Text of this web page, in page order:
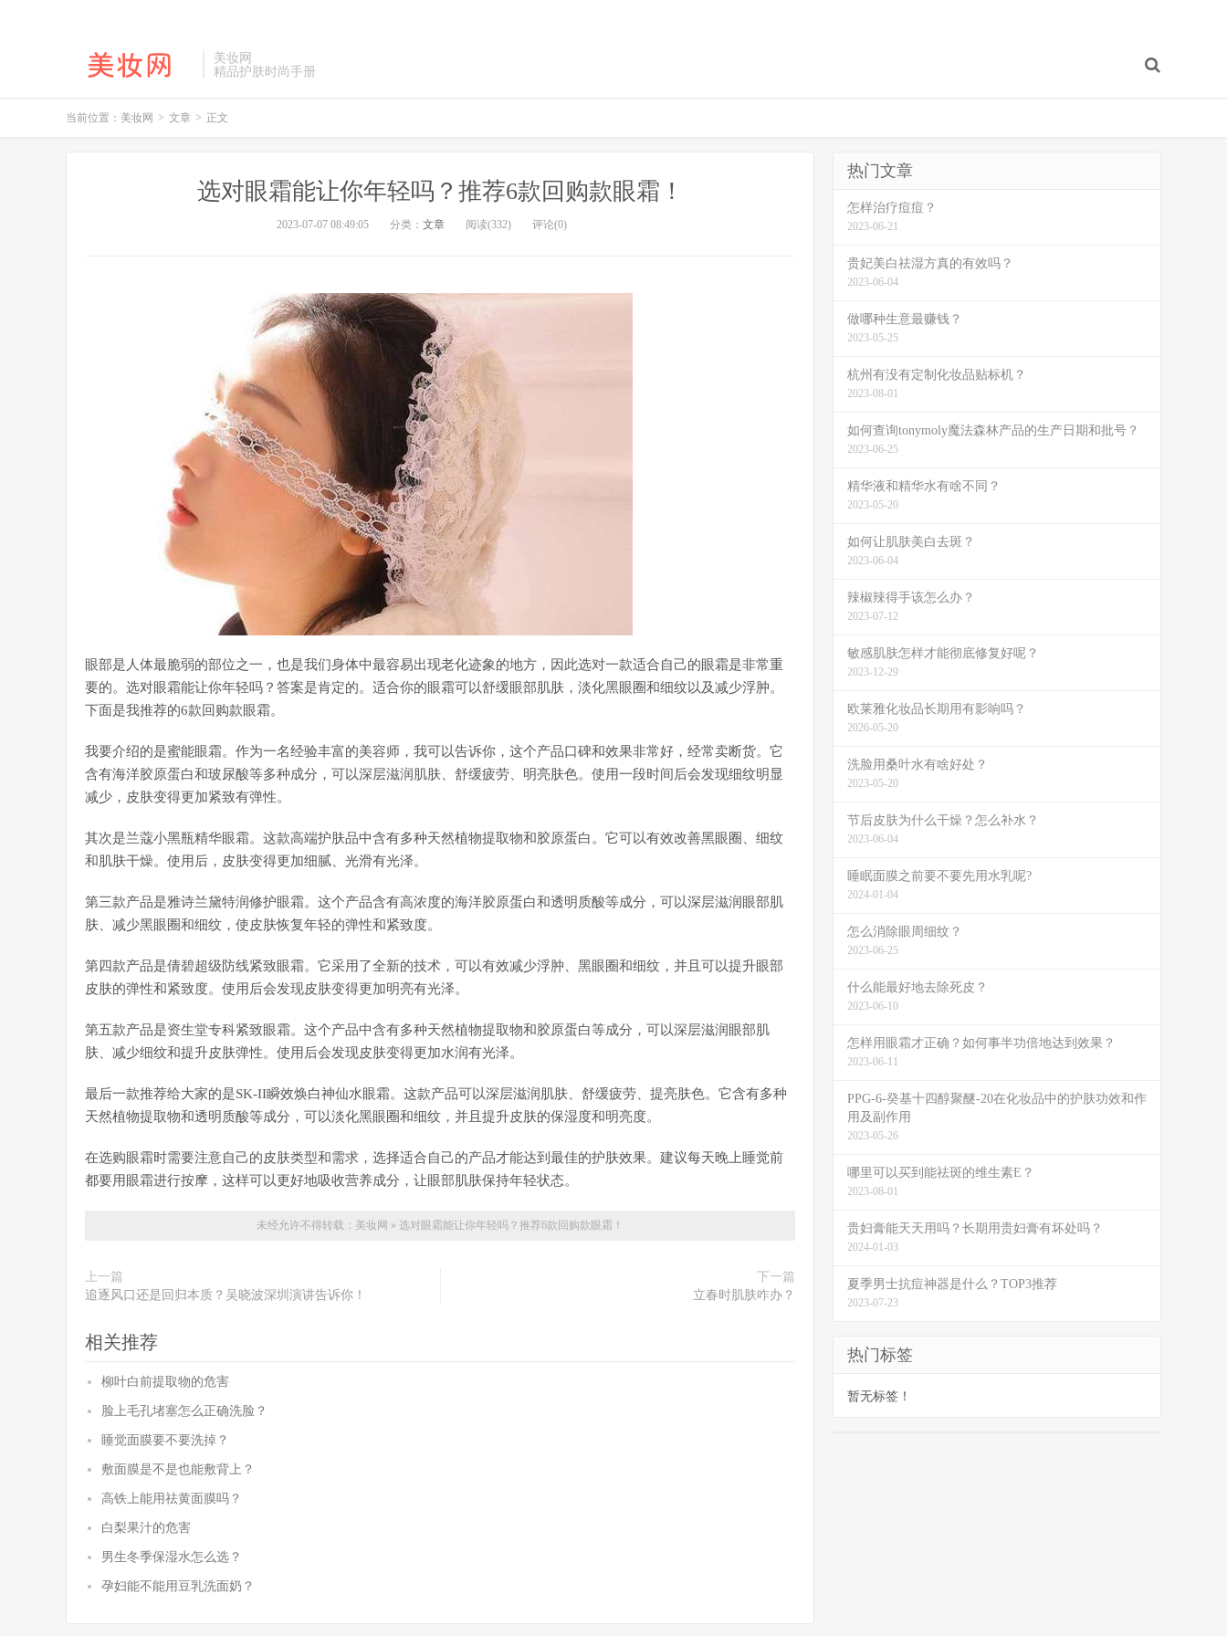
美妆网
精品护肤时尚手册
当前位置： 美妆网 > 文章 > 正文
选对眼霜能让你年轻吗？推荐6款回购款眼霜！
2023-07-07 08:49:05 分类： 文章 阅读(332) 评论(0)
眼部是人体最脆弱的部位之一，也是我们身体中最容易出现老化迹象的地方，因此选对一款适合自己的眼霜是非常重
要的。选对眼霜能让你年轻吗？答案是肯定的。适合你的眼霜可以舒缓眼部肌肤，淡化黑眼圈和细纹以及减少浮肿。
下面是我推荐的6款回购款眼霜。
我要介绍的是蜜能眼霜。作为一名经验丰富的美容师，我可以告诉你，这个产品口碑和效果非常好，经常卖断货。它
含有海洋胶原蛋白和玻尿酸等多种成分，可以深层滋润肌肤、舒缓疲劳、明亮肤色。使用一段时间后会发现细纹明显
减少，皮肤变得更加紧致有弹性。
其次是兰蔻小黑瓶精华眼霜。这款高端护肤品中含有多种天然植物提取物和胶原蛋白。它可以有效改善黑眼圈、细纹
和肌肤干燥。使用后，皮肤变得更加细腻、光滑有光泽。
第三款产品是雅诗兰黛特润修护眼霜。这个产品含有高浓度的海洋胶原蛋白和透明质酸等成分，可以深层滋润眼部肌
肤、减少黑眼圈和细纹，使皮肤恢复年轻的弹性和紧致度。
第四款产品是倩碧超级防线紧致眼霜。它采用了全新的技术，可以有效减少浮肿、黑眼圈和细纹，并且可以提升眼部
皮肤的弹性和紧致度。使用后会发现皮肤变得更加明亮有光泽。
第五款产品是资生堂专科紧致眼霜。这个产品中含有多种天然植物提取物和胶原蛋白等成分，可以深层滋润眼部肌
肤、减少细纹和提升皮肤弹性。使用后会发现皮肤变得更加水润有光泽。
最后一款推荐给大家的是SK-II瞬效焕白神仙水眼霜。这款产品可以深层滋润肌肤、舒缓疲劳、提亮肤色。它含有多种
天然植物提取物和透明质酸等成分，可以淡化黑眼圈和细纹，并且提升皮肤的保湿度和明亮度。
在选购眼霜时需要注意自己的皮肤类型和需求，选择适合自己的产品才能达到最佳的护肤效果。建议每天晚上睡觉前
都要用眼霜进行按摩，这样可以更好地吸收营养成分，让眼部肌肤保持年轻状态。
未经允许不得转载： 美妆网 » 选对眼霜能让你年轻吗？推荐6款回购款眼霜！
上一篇
追逐风口还是回归本质？吴晓波深圳演讲告诉你！
下一篇
立春时肌肤咋办？
相关推荐
柳叶白前提取物的危害
脸上毛孔堵塞怎么正确洗脸？
睡觉面膜要不要洗掉？
敷面膜是不是也能敷背上？
高铁上能用祛黄面膜吗？
白梨果汁的危害
男生冬季保湿水怎么选？
孕妇能不能用豆乳洗面奶？
热门文章
怎样治疗痘痘？
2023-06-21
贵妃美白祛湿方真的有效吗？
2023-06-04
做哪种生意最赚钱？
2023-05-25
杭州有没有定制化妆品贴标机？
2023-08-01
如何查询tonymoly魔法森林产品的生产日期和批号？
2023-06-25
精华液和精华水有啥不同？
2023-05-20
如何让肌肤美白去斑？
2023-06-04
辣椒辣得手该怎么办？
2023-07-12
敏感肌肤怎样才能彻底修复好呢？
2023-12-29
欧莱雅化妆品长期用有影响吗？
2026-05-20
洗脸用桑叶水有啥好处？
2023-05-20
节后皮肤为什么干燥？怎么补水？
2023-06-04
睡眠面膜之前要不要先用水乳呢?
2024-01-04
怎么消除眼周细纹？
2023-06-25
什么能最好地去除死皮？
2023-06-10
怎样用眼霜才正确？如何事半功倍地达到效果？
2023-06-11
PPG-6-癸基十四醇聚醚-20在化妆品中的护肤功效和作
用及副作用
2023-05-26
哪里可以买到能祛斑的维生素E？
2023-08-01
贵妇膏能天天用吗？长期用贵妇膏有坏处吗？
2024-01-03
夏季男士抗痘神器是什么？TOP3推荐
2023-07-23
热门标签
暂无标签！